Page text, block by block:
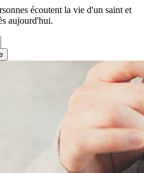
écoutent la vie d'un saint et
aujourd'hui.